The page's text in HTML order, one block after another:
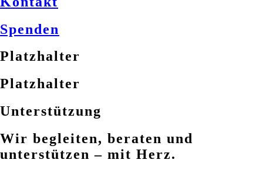
Spenden
Platzhalter
Platzhalter
Unterstützung
Wir begleiten, beraten und
unterstützen – mit Herz.